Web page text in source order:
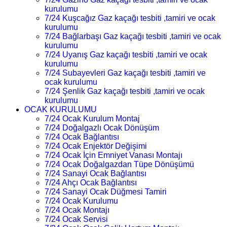
kurulumu
7/24 Kuşcağız Gaz kaçağı tesbiti ,tamiri ve ocak
kurulumu
7/24 Bağlarbaşı Gaz kaçağı tesbiti ,tamiri ve ocak
kurulumu
7/24 Uyanış Gaz kaçağı tesbiti ,tamiri ve ocak
kurulumu
7/24 Subayevleri Gaz kaçağı tesbiti ,tamiri ve
ocak kurulumu
7/24 Şenlik Gaz kaçağı tesbiti ,tamiri ve ocak
kurulumu
OCAK KURULUMU
7/24 Ocak Kurulum Montaj
7/24 Doğalgazlı Ocak Dönüşüm
7/24 Ocak Bağlantısı
7/24 Ocak Enjektör Değişimi
7/24 Ocak İçin Emniyet Vanası Montajı
7/24 Ocak Doğalgazdan Tüpe Dönüşümü
7/24 Sanayi Ocak Bağlantısı
7/24 Ahçı Ocak Bağlantısı
7/24 Sanayi Ocak Düğmesi Tamiri
7/24 Ocak Kurulumu
7/24 Ocak Montajı
7/24 Ocak Servisi